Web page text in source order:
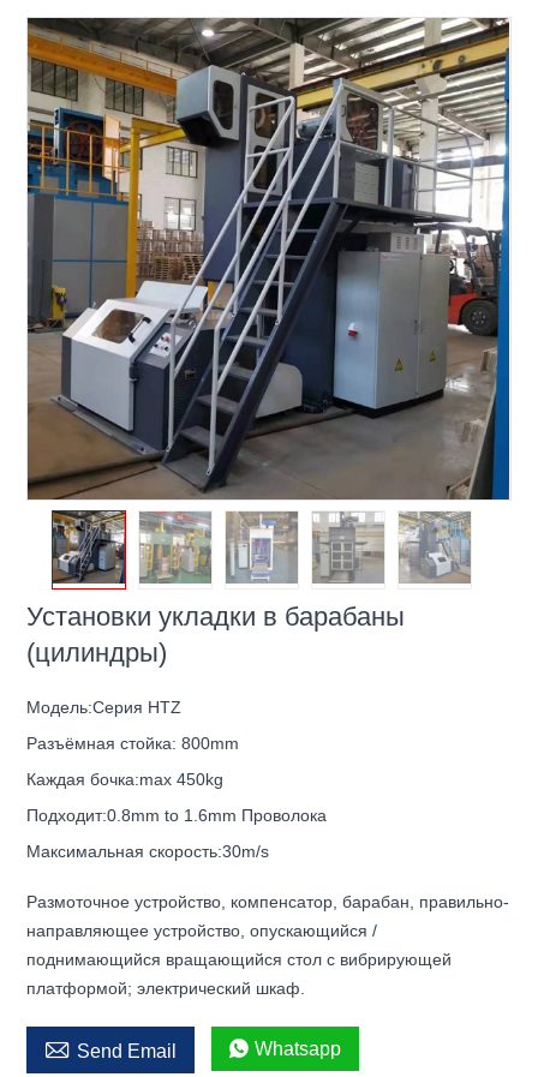
Установки укладки в барабаны
(цилиндры)
Модель:Серия HTZ
Разъёмная стойка: 800mm
Каждая бочка:max 450kg
Подходит:0.8mm to 1.6mm Проволока
Максимальная скорость:30m/s
Размоточное устройство, компенсатор, барабан, правильно-
направляющее устройство, опускающийся /
поднимающийся вращающийся стол с вибрирующей
платформой; электрический шкаф.
 Send Email  Whatsapp